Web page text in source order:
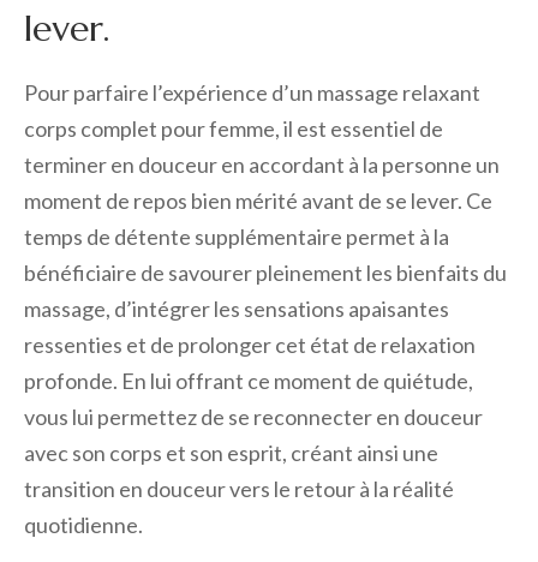
lever.
Pour parfaire l’expérience d’un massage relaxant
corps complet pour femme, il est essentiel de
terminer en douceur en accordant à la personne un
moment de repos bien mérité avant de se lever. Ce
temps de détente supplémentaire permet à la
bénéficiaire de savourer pleinement les bienfaits du
massage, d’intégrer les sensations apaisantes
ressenties et de prolonger cet état de relaxation
profonde. En lui offrant ce moment de quiétude,
vous lui permettez de se reconnecter en douceur
avec son corps et son esprit, créant ainsi une
transition en douceur vers le retour à la réalité
quotidienne.